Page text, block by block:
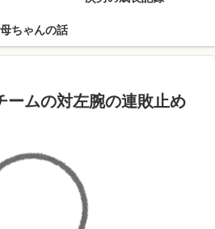
母ちゃんの話
ームの対左腕の連敗止め